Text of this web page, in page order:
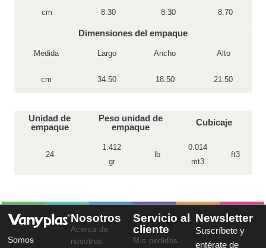
cm 8.30 8.30 8.70
Dimensiones del empaque
Medida Largo Ancho Alto
cm 34.50 18.50 21.50
Unidad de
empaque
Peso unidad de
empaque
Cubicaje
24
1.412
gr
lb
0.014
mt3
ft3
Somos
Nosotros
Acerca de
nosotros
Servicio al
cliente
Mis pedidos
Newsletter
Suscríbete y
entérate de